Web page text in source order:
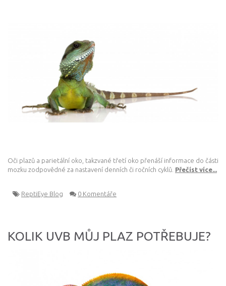
Oči plazů a parietální oko, takzvané třetí oko přenáší informace do části
mozku zodpovědné za nastavení denních či ročních cyklů. Přečíst více...
ReptiEye Blog 0 Komentáře
KOLIK UVB MŮJ PLAZ POTŘEBUJE?